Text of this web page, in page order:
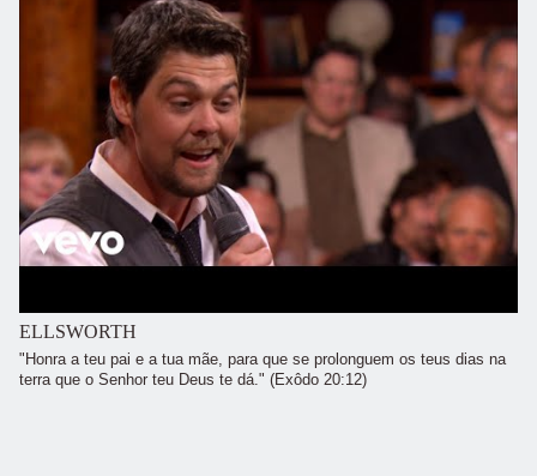
ELLSWORTH
"Honra a teu pai e a tua mãe, para que se prolonguem os teus dias na
terra que o Senhor teu Deus te dá." (Exôdo 20:12)